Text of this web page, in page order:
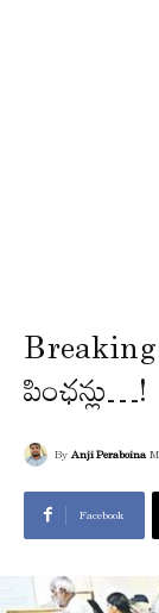
పింఛన్లు…!
By Anji Peraboina
Facebook